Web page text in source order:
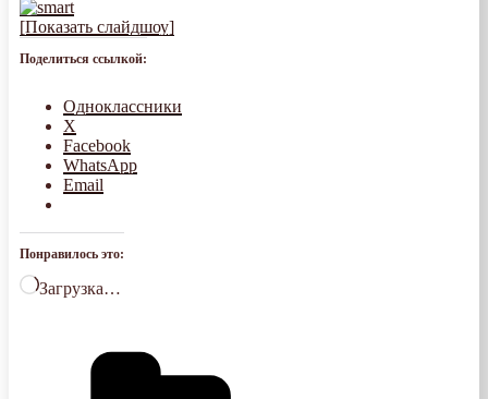
[Показать слайдшоу]
Поделиться ссылкой:
Одноклассники
X
Facebook
WhatsApp
Email
Понравилось это:
Загрузка…